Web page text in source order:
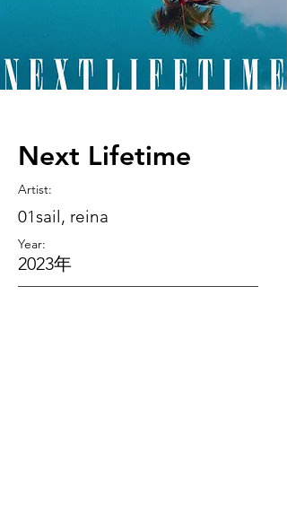
Next Lifetime
Artist:
01sail, reina
Year:
2023年